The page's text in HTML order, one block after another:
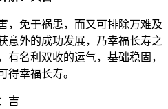
，免于祸患，而又可排除万难及
意外的成功发展，乃幸福长寿之
有名利双收的运气，基础稳固，
可得幸福长寿。
吉